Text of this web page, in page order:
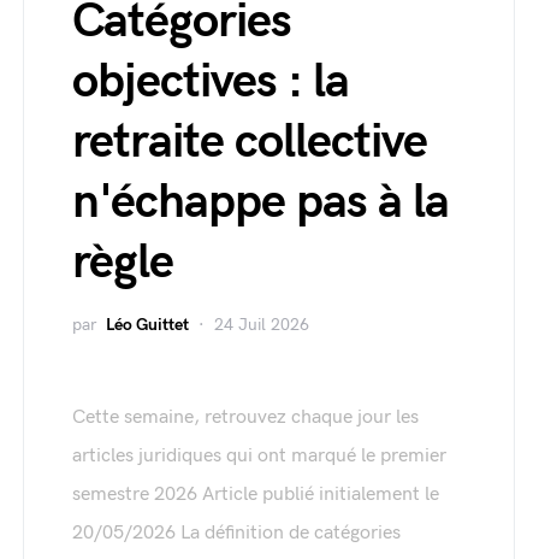
Catégories
objectives : la
retraite collective
n'échappe pas à la
règle
par Léo Guittet 24 Juil 2026
Cette semaine, retrouvez chaque jour les
articles juridiques qui ont marqué le premier
semestre 2026 Article publié initialement le
20/05/2026 La définition de catégories